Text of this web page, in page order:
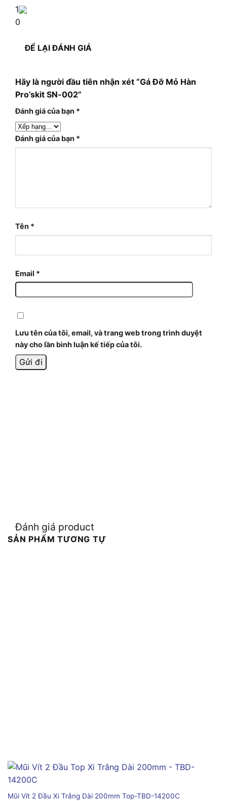
1
0
ĐỂ LẠI ĐÁNH GIÁ
Hãy là người đầu tiên nhận xét “Gá Đỡ Mỏ Hàn
Pro’skit SN-002”
Đánh giá của bạn *
Đánh giá của bạn *
Tên *
Email *
Lưu tên của tôi, email, và trang web trong trình duyệt
này cho lần bình luận kế tiếp của tôi.
Đánh giá product
SẢN PHẨM TƯƠNG TỰ
Mũi Vít 2 Đầu Xi Trắng Dài 200mm Top-TBD-14200C